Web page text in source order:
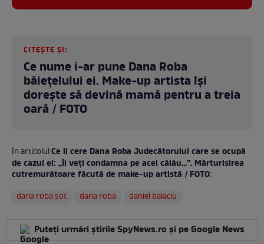
CITEȘTE ȘI:
Ce nume i-ar pune Dana Roba
băiețelului ei. Make-up artista își
dorește să devină mamă pentru a treia
oară / FOTO
În articolulCe îi cere Dana Roba Judecătorului care se ocupă
de cazul ei: „Îl veți condamna pe acel călău...”. Mărturisirea
cutremurătoare făcută de make-up artistă / FOTO:
dana roba sot
dana roba daniel balaciu
Puteți urmări știrile SpyNews.ro și pe Google News